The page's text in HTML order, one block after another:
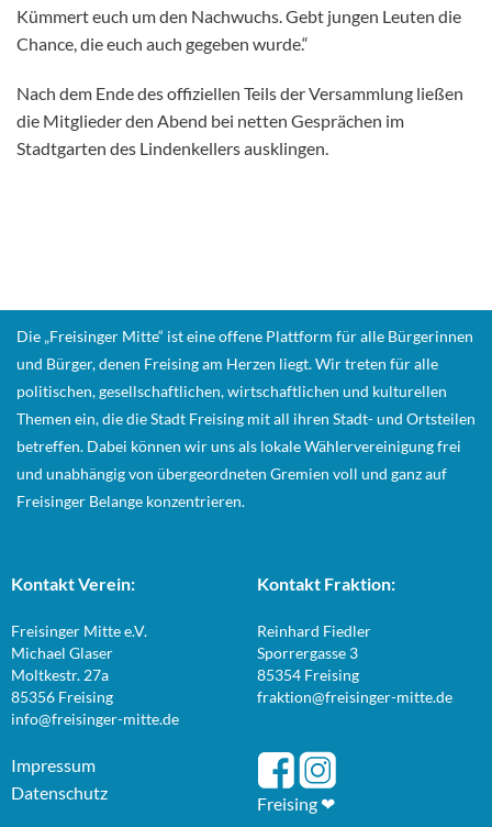
Kümmert euch um den Nachwuchs. Gebt jungen Leuten die
Chance, die euch auch gegeben wurde.“
Nach dem Ende des offiziellen Teils der Versammlung ließen
die Mitglieder den Abend bei netten Gesprächen im
Stadtgarten des Lindenkellers ausklingen.
Die „Freisinger Mitte“ ist eine offene Plattform für alle Bürgerinnen
und Bürger, denen Freising am Herzen liegt. Wir treten für alle
politischen, gesellschaftlichen, wirtschaftlichen und kulturellen
Themen ein, die die Stadt Freising mit all ihren Stadt- und Ortsteilen
betreffen. Dabei können wir uns als lokale Wählervereinigung frei
und unabhängig von übergeordneten Gremien voll und ganz auf
Freisinger Belange konzentrieren.
Kontakt Verein:
Freisinger Mitte e.V.
Michael Glaser
Moltkestr. 27a
85356 Freising
info@freisinger-mitte.de
Kontakt Fraktion:
Reinhard Fiedler
Sporrergasse 3
85354 Freising
fraktion@freisinger-mitte.de
Impressum
Datenschutz
Freising ❤